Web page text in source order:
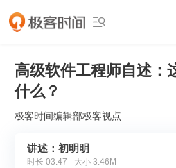

高级软件工程师自述：
什么？
极客时间编辑部极客视点
讲述：初明明
时长 03:47 大小 3.46M